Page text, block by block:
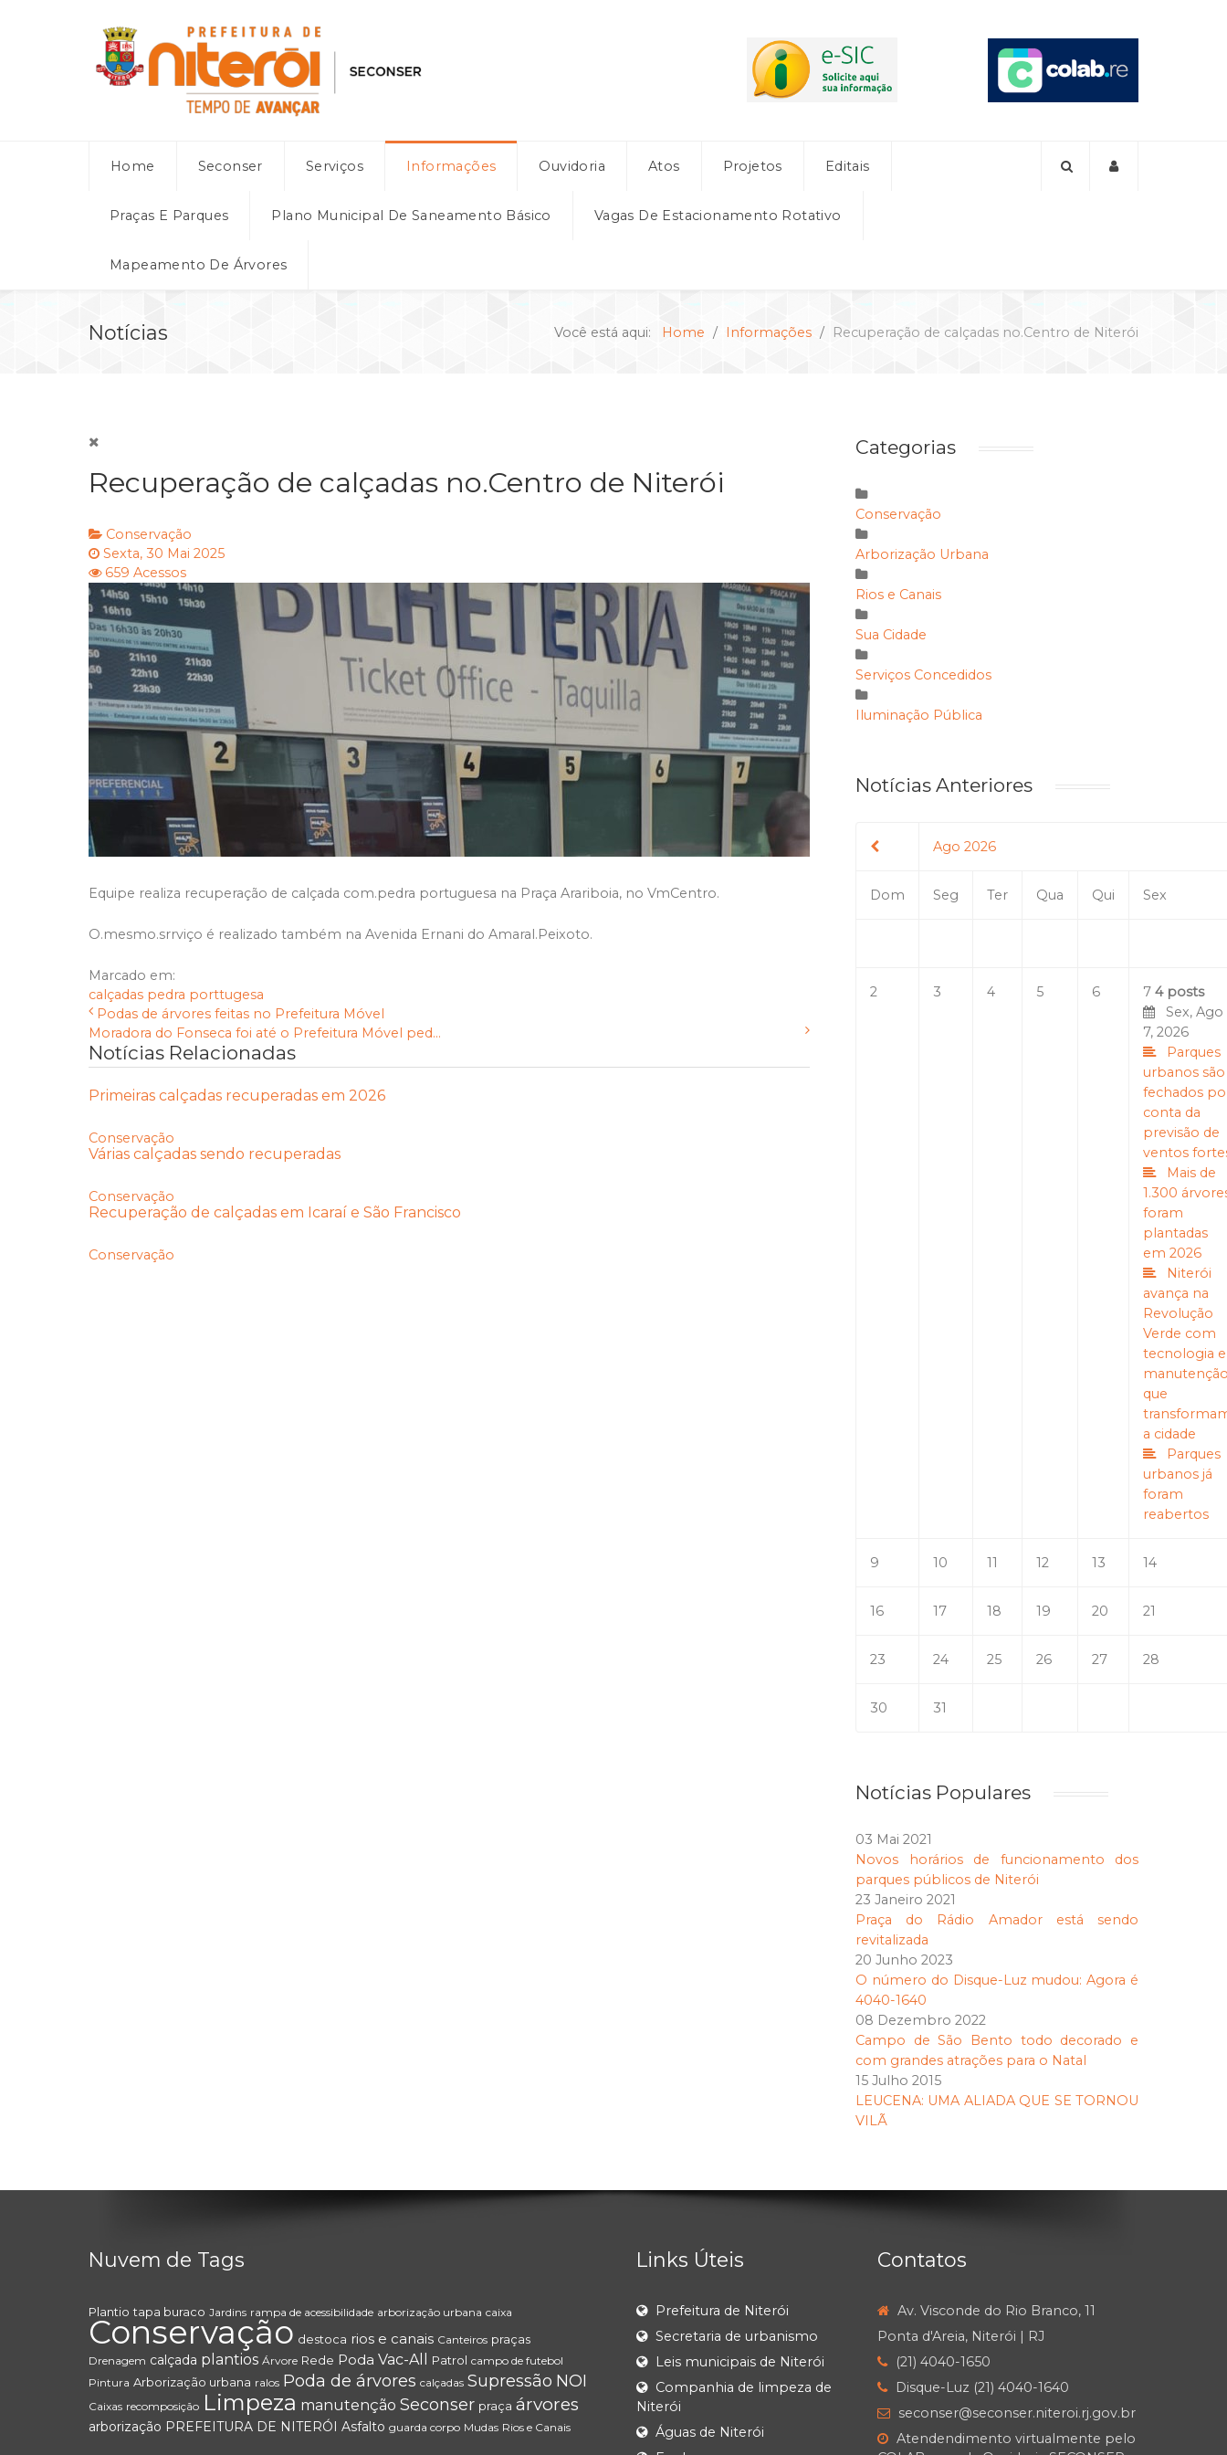
Home Seconser Serviços Informações Ouvidoria Atos Projetos Editais
Praças E Parques Plano Municipal De Saneamento Básico Vagas De Estacionamento Rotativo
Mapeamento De Árvores
Notícias Você está aqui: Home Informações Recuperação de calçadas no.Centro de Niterói
Recuperação de calçadas no.Centro de Niterói
Conservação
Sexta, 30 Mai 2025
659 Acessos
Equipe realiza recuperação de calçada com.pedra portuguesa na Praça Arariboia, no VmCentro.
O.mesmo.srrviço é realizado também na Avenida Ernani do Amaral.Peixoto.
Marcado em:
calçadas pedra porttugesa
Podas de árvores feitas no Prefeitura Móvel
Moradora do Fonseca foi até o Prefeitura Móvel ped...
Notícias Relacionadas
Primeiras calçadas recuperadas em 2026
Conservação
Várias calçadas sendo recuperadas
Conservação
Recuperação de calçadas em Icaraí e São Francisco
Conservação
Categorias
Conservação
Arborização Urbana
Rios e Canais
Sua Cidade
Serviços Concedidos
Iluminação Pública
Notícias Anteriores
Ago 2026
Dom Seg Ter Qua Qui Sex
2 3 4 5 6 7 4 posts
Sex, Ago
7, 2026
Parques
urbanos são
fechados
conta da
previsão de
ventos
Mais de
1.300
foram
plantadas
em 2026
Niterói
avança na
Revolução
Verde com
tecnologia e
que
a cidade
Parques
urbanos já
foram
reabertos
9 10 11 12 13 14
16 17 18 19 20 21
23 24 25 26 27 28
30 31
Notícias Populares
03 Mai 2021
Novos horários de funcionamento dos
parques públicos de Niterói
23 Janeiro 2021
Praça do Rádio Amador está sendo
revitalizada
20 Junho 2023
O número do Disque-Luz mudou: Agora é
4040-1640
08 Dezembro 2022
Campo de São Bento todo decorado e
com grandes atrações para o Natal
15 Julho 2015
LEUCENA: UMA ALIADA QUE SE TORNOU
VILÃ
Nuvem de Tags
Plantio tapa buraco Jardins rampa de acessibilidade arborização urbana caixa
Conservação destoca rios e canais Canteiros praças
Drenagem calçada plantios Árvore Rede Poda Vac-All Patrol campo de futebol
Pintura Arborização urbana ralos Poda de árvores calçadas Supressão NOI
Caixas recomposição Limpeza manutenção Seconser praça árvores
arborização PREFEITURA DE NITERÓI Asfalto guarda corpo Mudas Rios e Canais
Links Úteis
Prefeitura de Niterói
Secretaria de urbanismo
Leis municipais de Niterói
Companhia de limpeza de
Niterói
Águas de Niterói
Contatos
Av. Visconde do Rio Branco, 11
Ponta d'Areia, Niterói | RJ
(21) 4040-1650
Disque-Luz (21) 4040-1640
seconser@seconser.niteroi.rj.gov.br
Atendendimento virtualmente pelo